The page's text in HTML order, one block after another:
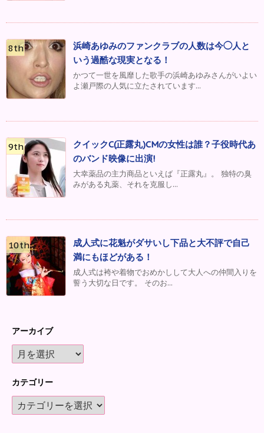
浜崎あゆみのファンクラブの人数は今◯人と
いう過酷な現実となる！
かつて一世を風靡した歌手の浜崎あゆみさんがいよい
よ瀬戸際の人気に立たされています...
クイックC(正露丸)CMの女性は誰？子役時代あ
のバンド映像に出演!
大幸薬品の主力商品といえば『正露丸』。 独特の臭
みがある丸薬、それを克服し...
成人式に花魁がダサいし下品と大不評で自己
満にもほどがある！
成人式は袴や着物でおめかしして大人への仲間入りを
誓う大切な日です。 そのお...
アーカイブ
カテゴリー